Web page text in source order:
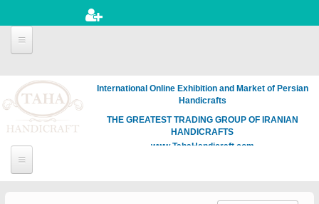
International Online Exhibition and Market of Persian
Handicrafts
THE GREATEST TRADING GROUP OF IRANIAN
HANDICRAFTS
www.TahaHandicraft.com